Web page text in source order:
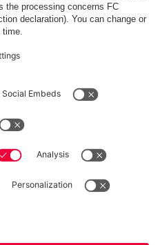
des cookies
les frais d'expédition
y livrer!